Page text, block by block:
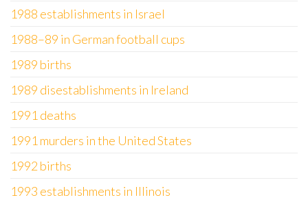
1988 establishments in Israel
1988–89 in German football cups
1989 births
1989 disestablishments in Ireland
1991 deaths
1991 murders in the United States
1992 births
1993 establishments in Illinois